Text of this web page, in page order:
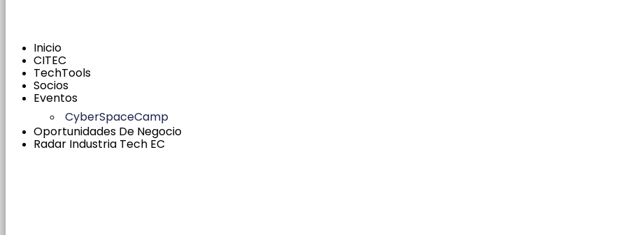
Inicio
CITEC
TechTools
Socios
Eventos
CyberSpaceCamp
Oportunidades De Negocio
Radar Industria Tech EC